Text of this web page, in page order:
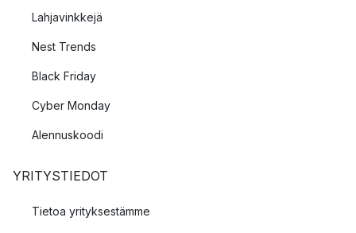
Lahjavinkkejä
Nest Trends
Black Friday
Cyber Monday
Alennuskoodi
YRITYSTIEDOT
Tietoa yrityksestämme